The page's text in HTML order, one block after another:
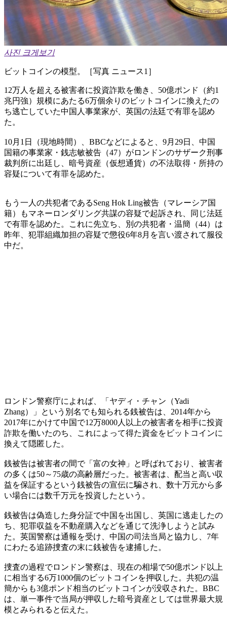
사진 크게보기
ビットコインの模型。［写真 ニュース1］
12万人を超える被害者に投資詐欺を働き、50億ポンド（約1
兆円強）規模にあたる6万個余りのビットコインに換えたの
ち逃亡していた中国人事業家が、英国の法廷で有罪を認め
た。
10月1日（現地時間）、BBCなどによると、9月29日、中国
国籍の事業家・銭志敏被告（47）がロンドンのサザーク刑事
裁判所に出廷し、暗号資産（仮想通貨）の不法取得・所持の
容疑について有罪を認めた。
もう一人の共犯者であるSeng Hok Ling被告（マレーシア国
籍）もマネーロンダリング共謀の容疑で起訴され、同じ法廷
で有罪を認めた。これに先立ち、別の共犯者・温簡（44）は
昨年、犯罪組織加担の容疑で懲役6年8月を言い渡されて服役
中だ。
ロンドン警察庁によれば、「ヤディ・チャン（Yadi
Zhang）」という別名でも知られる銭被告は、2014年から
2017年にかけて中国で12万8000人以上の被害者を相手に投資
詐欺を働いたのち、これによって得た資金をビットコインに
換えて隠匿した。
銭被告は被害者の間で「富の女神」と呼ばれており、被害者
の多くは50～75歳の高齢層だった。被害者は、配当と高い収
益を保証するという銭被告の宣伝に騙され、数十万元から多
い場合には数千万元を投資したという。
銭被告は偽造した身分証で中国を出国し、英国に逃走したの
ち、犯罪収益を不動産購入などを通じて洗浄しようと試み
た。英国警察は通報を受け、中国の司法当局と協力し、7年
にわたる追跡捜査の末に銭被告を逮捕した。
捜査の過程でロンドン警察は、現在の相場で50億ポンド以上
に相当する6万1000個のビットコインを押収した。共犯の温
簡からも3億ポンド相当のビットコインが没収された。BBC
は、単一事件で当局が押収した暗号資産としては世界最大規
模とみられると伝えた。